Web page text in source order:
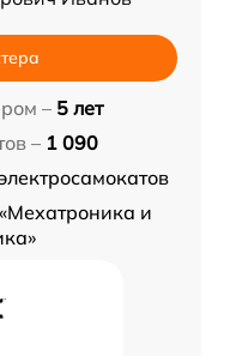
– 5 лет
– 1 090
и